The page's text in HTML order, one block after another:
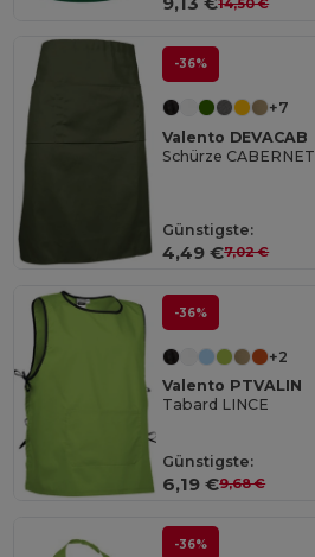
14,50 €
-36%
+7
Valento DEVACAB
Schürze CABERNET
Günstigste:
4,49 €7,02 €
-36%
+2
Valento PTVALIN
Tabard LINCE
Günstigste:
6,19 €9,68 €
-36%